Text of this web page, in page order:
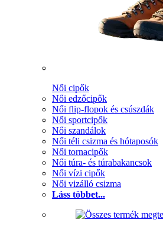
Női cipők
Női edzőcipők
Női flip-flopok és csúszdák
Női sportcipők
Női szandálok
Női téli csizma és hótaposók
Női tornacipők
Női túra- és túrabakancsok
Női vízi cipők
Női vizálló csizma
Láss többet...